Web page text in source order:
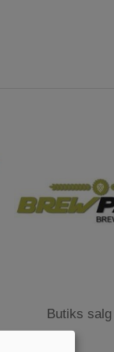
Butiks